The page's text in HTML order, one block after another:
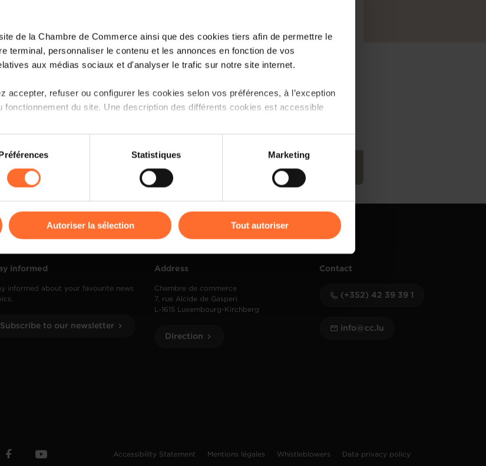
de la Chambre de Commerce ainsi que des cookies tiers afin de permettre le
terminal, personnaliser le contenu et les annonces en fonction de vos
aux médias sociaux et d'analyser le trafic sur notre site internet.
accepter, refuser ou configurer les cookies selon vos préférences, à l’exception
du site. Une description des différents cookies est accessible
et certaines fonctionnalités (ex : lecture de vidéos, partage sur les réseaux
lecture vidéo, personnalisation de l’affichage du site) peuvent être affectées en
cookies non nécessaires.
Statistiques Marketing
Autoriser la sélection Tout autoriser
informed
informed about your favourite news
Subscribe to our newsletter
Address
Chambre de commerce
7, rue Alcide de Gasperi
L-1615 Luxembourg-Kirchberg
Direction
Contact
(+352) 42 39 39 1
info@cc.lu
Accessibility Statement Mentions légales Whistleblowers Data privacy policy